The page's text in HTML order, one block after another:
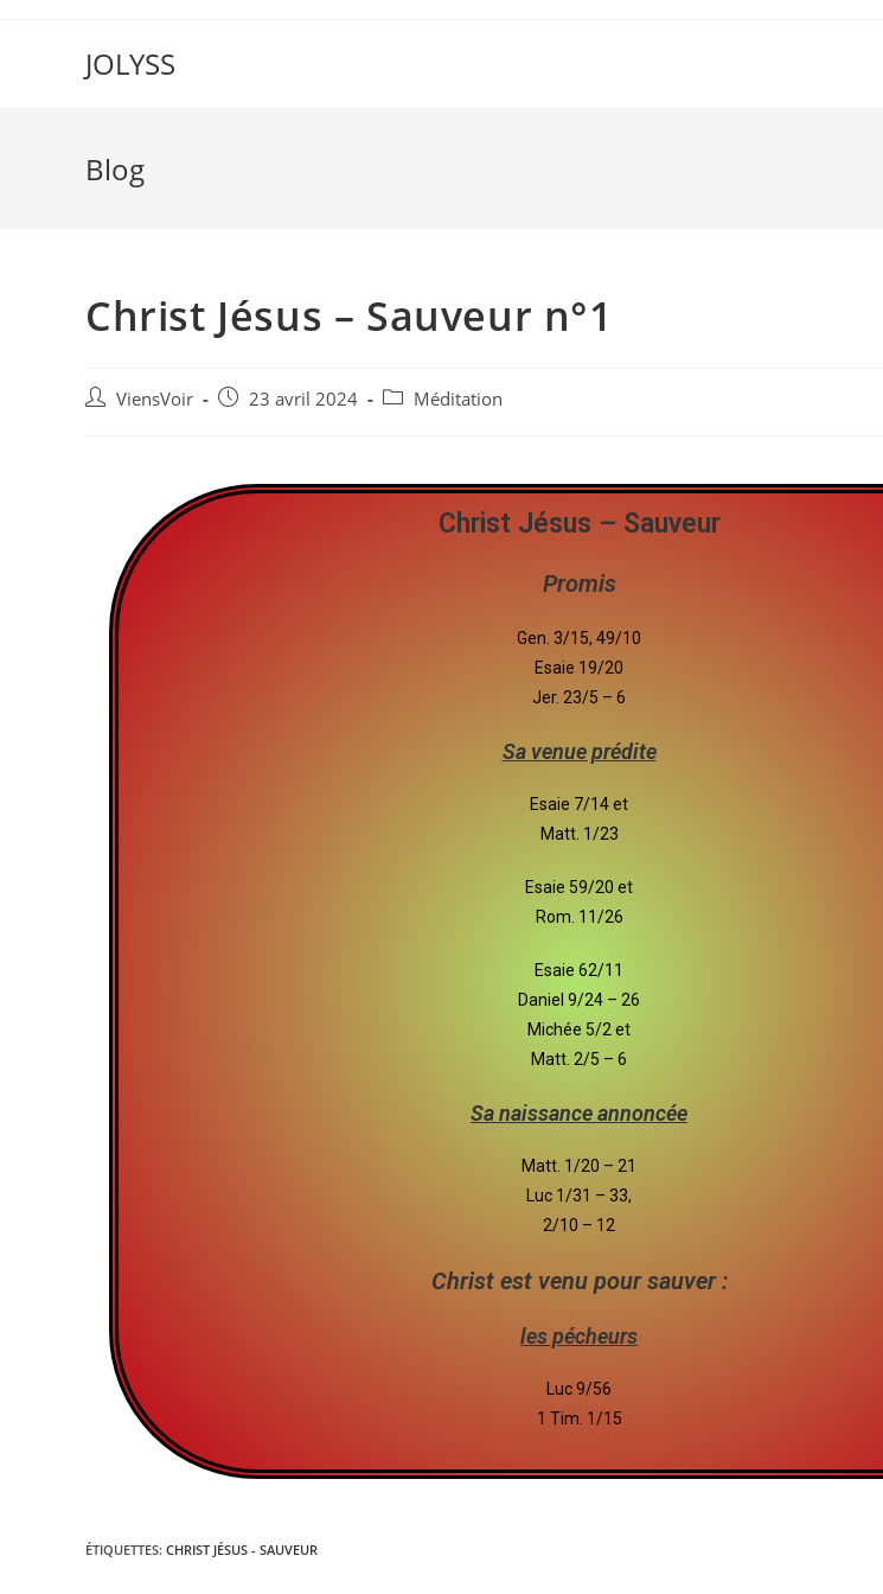
JOLYSS
Blog
Christ Jésus – Sauveur n°1
ViensVoir 23 avril 2024 Méditation
Christ Jésus – Sauveur
Promis
Gen. 3/15, 49/10
Esaie 19/20
Jer. 23/5 – 6
Sa venue prédite
Esaie 7/14 et
Matt. 1/23
Esaie 59/20 et
Rom. 11/26
Esaie 62/11
Daniel 9/24 – 26
Michée 5/2 et
Matt. 2/5 – 6
Sa naissance annoncée
Matt. 1/20 – 21
Luc 1/31 – 33,
2/10 – 12
Christ est venu pour sauver :
les pécheurs
Luc 9/56
1 Tim. 1/15
ÉTIQUETTES: CHRIST JÉSUS - SAUVEUR